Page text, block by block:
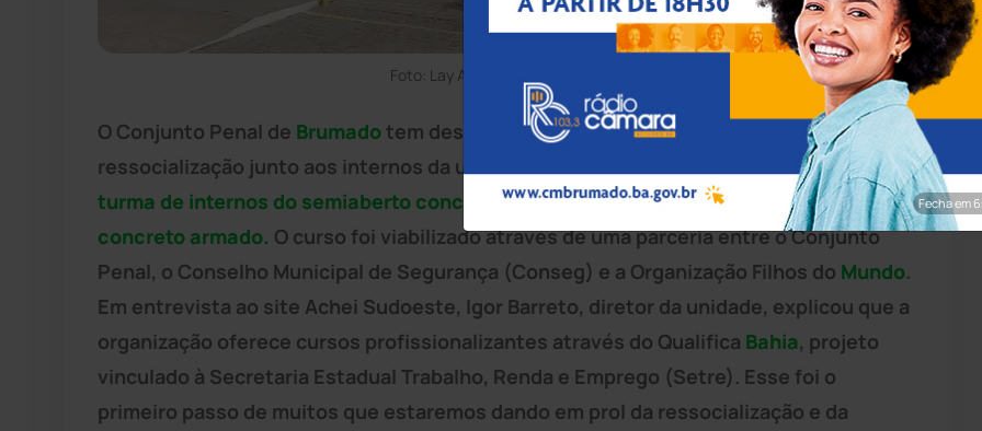
Foto: Lay Amorim/Achei Sudoeste
O Conjunto Penal de Brumadotem desenvolvido um importante trabalho de
ressocialização junto aos internos da unidade. Nesta segunda-feira (21),
a primeira
turma de internos do semiaberto concluiu o curso de montador de estrutura de
concreto armado. O curso foi viabilizado através de uma parceria entre o Conjunto
Penal, o Conselho Municipal de Segurança (Conseg) e a Organização Filhos do Mundo.
Em entrevista ao site Achei Sudoeste, Igor Barreto, diretor da unidade, explicou que a
organização oferece cursos profissionalizantes através do Qualifica Bahia, projeto
vinculado à Secretaria Estadual Trabalho, Renda e Emprego (Setre). Esse foi o
primeiro passo de muitos que estaremos dando em prol da ressocialização e da
Fecha em